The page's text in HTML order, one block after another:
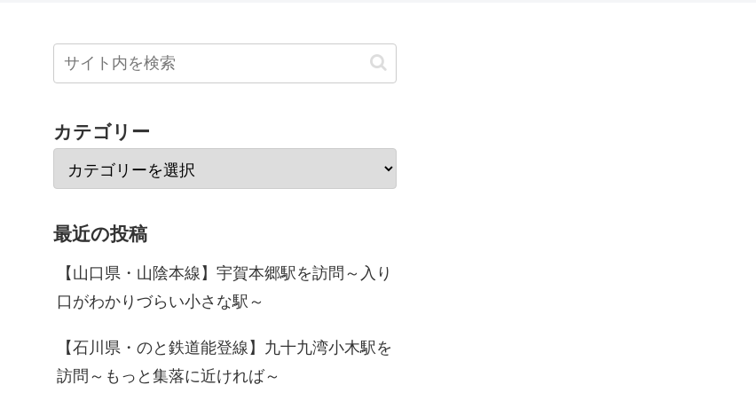
カテゴリー
最近の投稿
【山口県・山陰本線】宇賀本郷駅を訪問～入り
口がわかりづらい小さな駅～
【石川県・のと鉄道能登線】九十九湾小木駅を
訪問～もっと集落に近ければ～